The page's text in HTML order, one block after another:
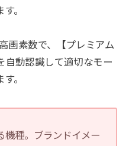
。
画素数で、【プレミアム
自動認識して適切なモー
。
機種。ブランドイメー